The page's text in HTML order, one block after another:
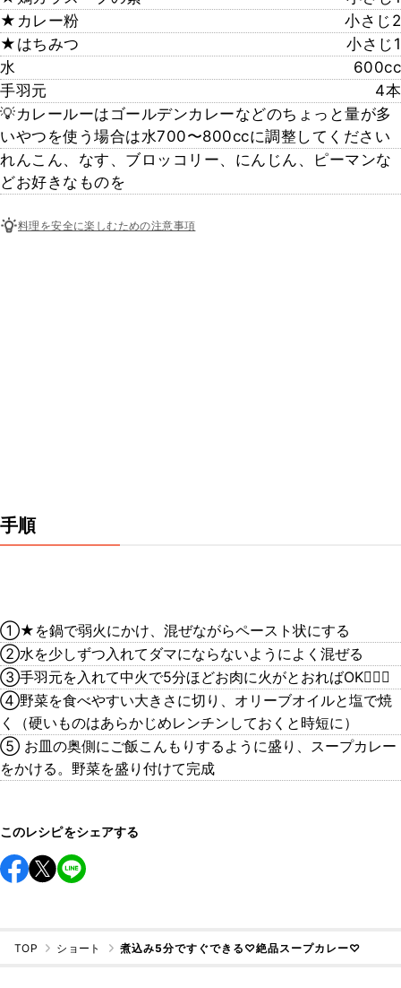
★カレー粉
小さじ2
★はちみつ
小さじ1
水
600cc
手羽元
4本
💡カレールーはゴールデンカレーなどのちょっと量が多
いやつを使う場合は水700〜800ccに調整してください
れんこん、なす、ブロッコリー、にんじん、ピーマンな
どお好きなものを
料理を安全に楽しむための注意事項
手順
①★を鍋で弱火にかけ、混ぜながらペースト状にする
②水を少しずつ入れてダマにならないようによく混ぜる
③手羽元を入れて中火で5分ほどお肉に火がとおればOK🙆🏻‍♀️
④野菜を食べやすい大きさに切り、オリーブオイルと塩で焼
く（硬いものはあらかじめレンチンしておくと時短に）
⑤ お皿の奥側にご飯こんもりするように盛り、スープカレー
をかける。野菜を盛り付けて完成
このレシピをシェアする
TOP ショート 煮込み5分ですぐできる♡絶品スープカレー♡